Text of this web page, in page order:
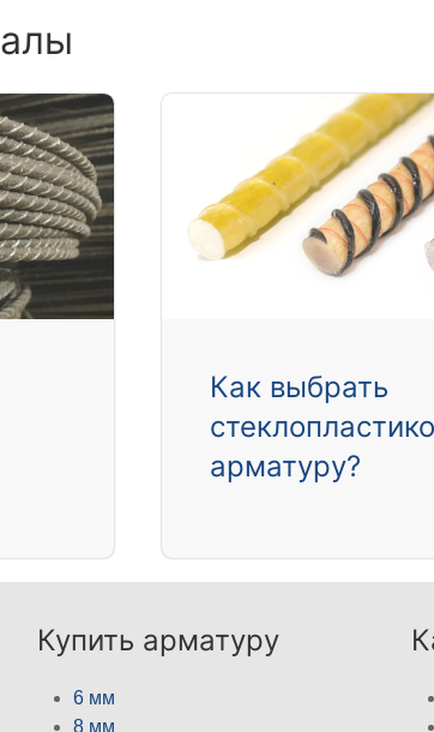
Как выбрать
арматуру?
Купить арматуру
6 мм
8 мм